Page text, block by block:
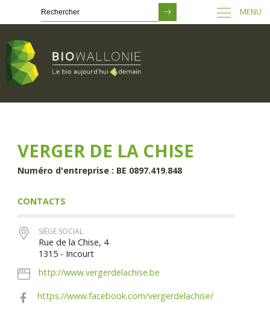
principal
MENU
VERGER DE LA CHISE
Numéro d'entreprise : BE 0897.419.848
CONTACTS
SIÈGE SOCIAL
Rue de la Chise, 4
1315 - Incourt
http://www.vergerdelachise.be
https://www.facebook.com/vergerdelachise/